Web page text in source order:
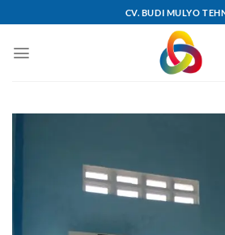
to
content
CV. BUDI MULYO